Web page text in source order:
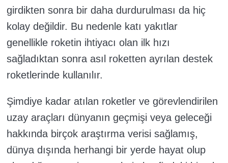
girdikten sonra bir daha durdurulması da hiç
kolay değildir. Bu nedenle katı yakıtlar
genellikle roketin ihtiyacı olan ilk hızı
sağladıktan sonra asıl roketten ayrılan destek
roketlerinde kullanılır.
Şimdiye kadar atılan roketler ve görevlendirilen
uzay araçları dünyanın geçmişi veya geleceği
hakkında birçok araştırma verisi sağlamış,
dünya dışında herhangi bir yerde hayat olup